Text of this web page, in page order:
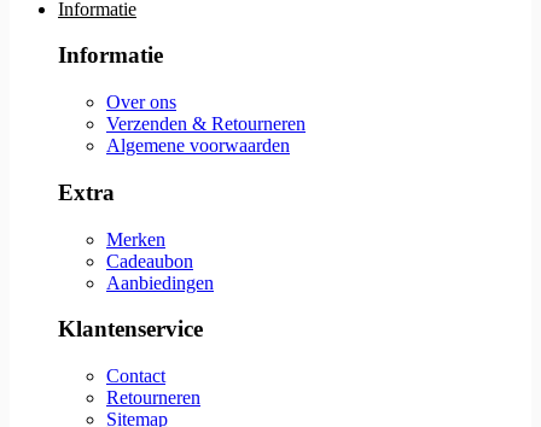
Informatie
Informatie
Over ons
Verzenden & Retourneren
Algemene voorwaarden
Extra
Merken
Cadeaubon
Aanbiedingen
Klantenservice
Contact
Retourneren
Sitemap